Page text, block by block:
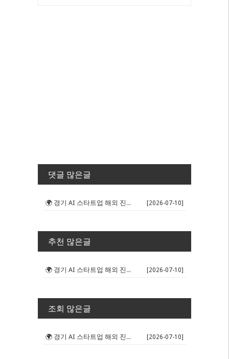
댓글 많은글
🌍 경기 AI 스타트업 해외 진출 판... [2026-07-10]
추천 많은글
🌍 경기 AI 스타트업 해외 진출 판... [2026-07-10]
조회 많은글
🌍 경기 AI 스타트업 해외 진출 판... [2026-07-10]